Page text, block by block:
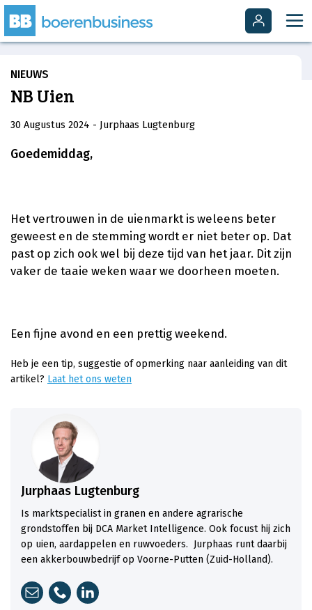
NIEUWS
NB Uien
30 Augustus 2024 - Jurphaas Lugtenburg
Goedemiddag,
Het vertrouwen in de uienmarkt is weleens beter
geweest en de stemming wordt er niet beter op. Dat
past op zich ook wel bij deze tijd van het jaar. Dit zijn
vaker de taaie weken waar we doorheen moeten.
Een fijne avond en een prettig weekend.
Heb je een tip, suggestie of opmerking naar aanleiding van dit
artikel? Laat het ons weten
Jurphaas Lugtenburg
Is marktspecialist in granen en andere agrarische
grondstoffen bij DCA Market Intelligence. Ook focust hij zich
op uien, aardappelen en ruwvoeders. Jurphaas runt daarbij
een akkerbouwbedrijf op Voorne-Putten (Zuid-Holland).